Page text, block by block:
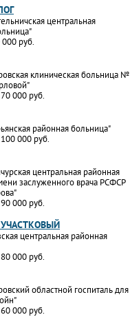
центральная
руб.
клиническая больница №
000 руб.
районная больница"
000 руб.
центральная районная
заслуженного врача РСФСР
000 руб.
УЧАСТКОВЫЙ
центральная районная
000 руб.
областной госпиталь для
000 руб.